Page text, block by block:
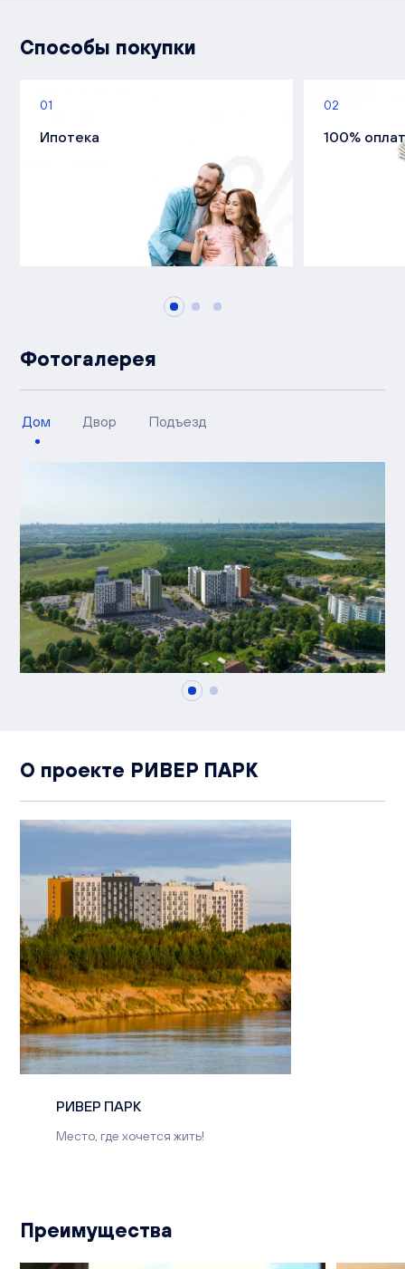
Способы покупки
01
Ипотека
02
100%
Фотогалерея
Дом Двор Подъезд
О проекте РИВЕР ПАРК
РИВЕР ПАРК
Место, где хочется жить!
Преимущества